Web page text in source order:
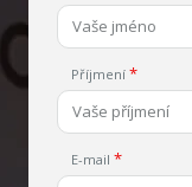
Příjmení
E-mail